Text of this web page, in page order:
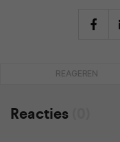
REAGEREN
Reacties